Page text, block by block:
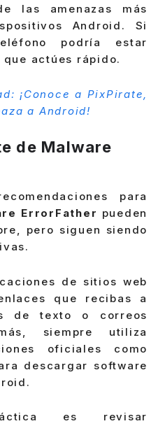
las amenazas más
Android. Si
podría estar
actúes rápido.
¡Conoce a PixPirate,
a Android!
de Malware
para
ErrorFather pueden
pero siguen siendo
de sitios web
que recibas a
de texto o correos
siempre utiliza
oficiales como
descargar software
es revisar